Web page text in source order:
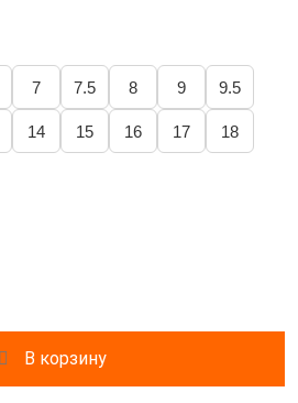
7 7.5 8 9 9.5
14 15 16 17 18
В корзину